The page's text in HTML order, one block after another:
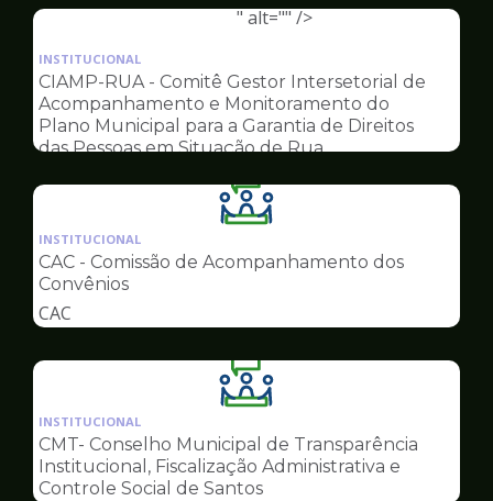
" alt="" />
Ilustração
pagina
de
Conselhos
INSTITUCIONAL
CIAMP-RUA - Comitê Gestor Intersetorial de
Acompanhamento e Monitoramento do
Plano Municipal para a Garantia de Direitos
das Pessoas em Situação de Rua
Ilustração
da
pagina
INSTITUCIONAL
CAC - Comissão de Acompanhamento dos
Convênios
CAC
Ilustração
da
pagina
de
Conselhos
INSTITUCIONAL
CMT- Conselho Municipal de Transparência
Institucional, Fiscalização Administrativa e
Controle Social de Santos